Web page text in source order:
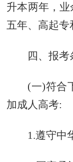
升本两年，
五年、高起专
四、报考
(一)符合
加成人高考:
1.遵守中